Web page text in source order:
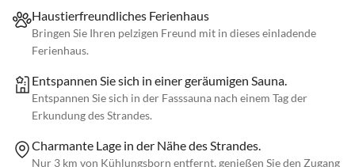
Haustierfreundliches Ferienhaus
Bringen Sie Ihren pelzigen Freund mit in dieses einladende
Ferienhaus.
Entspannen Sie sich in einer geräumigen Sauna.
Entspannen Sie sich in der Fasssauna nach einem Tag der
Erkundung des Strandes.
Charmante Lage in der Nähe des Strandes.
Nur 3 km von Kühlungsborn entfernt, genießen Sie den Zugang